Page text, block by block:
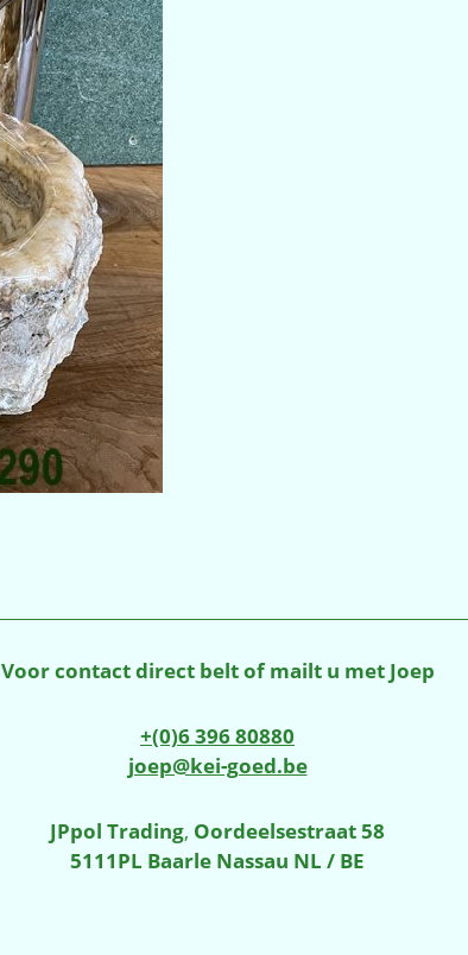
Voor contact direct belt of mailt u met Joep
+(0)6 396 80880
joep@kei-goed.be
JPpol Trading, Oordeelsestraat 58
5111PL Baarle Nassau NL / BE